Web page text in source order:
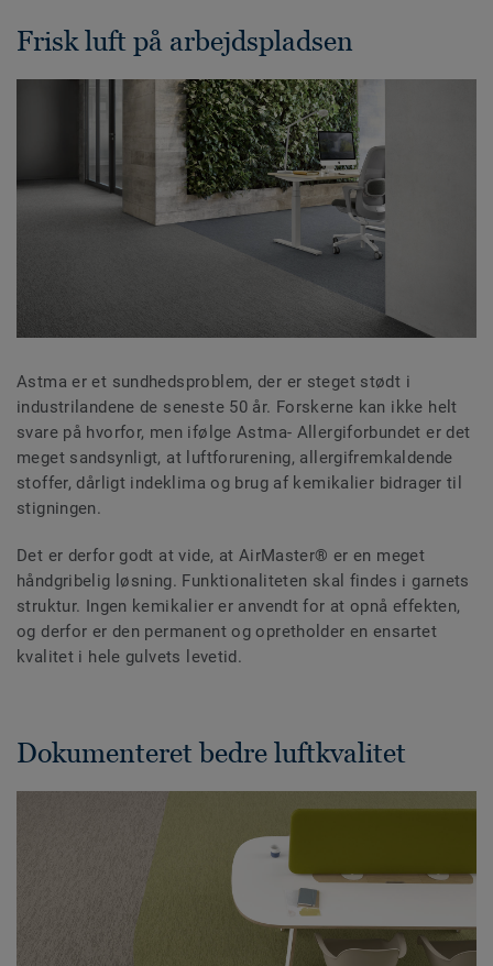
Frisk luft på arbejdspladsen
Astma er et sundhedsproblem, der er steget stødt i
industrilandene de seneste 50 år. Forskerne kan ikke helt
svare på hvorfor, men ifølge Astma- Allergiforbundet er det
meget sandsynligt, at luftforurening, allergifremkaldende
stoffer, dårligt indeklima og brug af kemikalier bidrager til
stigningen.
Det er derfor godt at vide, at AirMaster® er en meget
håndgribelig løsning. Funktionaliteten skal findes i garnets
struktur. Ingen kemikalier er anvendt for at opnå effekten,
og derfor er den permanent og opretholder en ensartet
kvalitet i hele gulvets levetid.
Dokumenteret bedre luftkvalitet